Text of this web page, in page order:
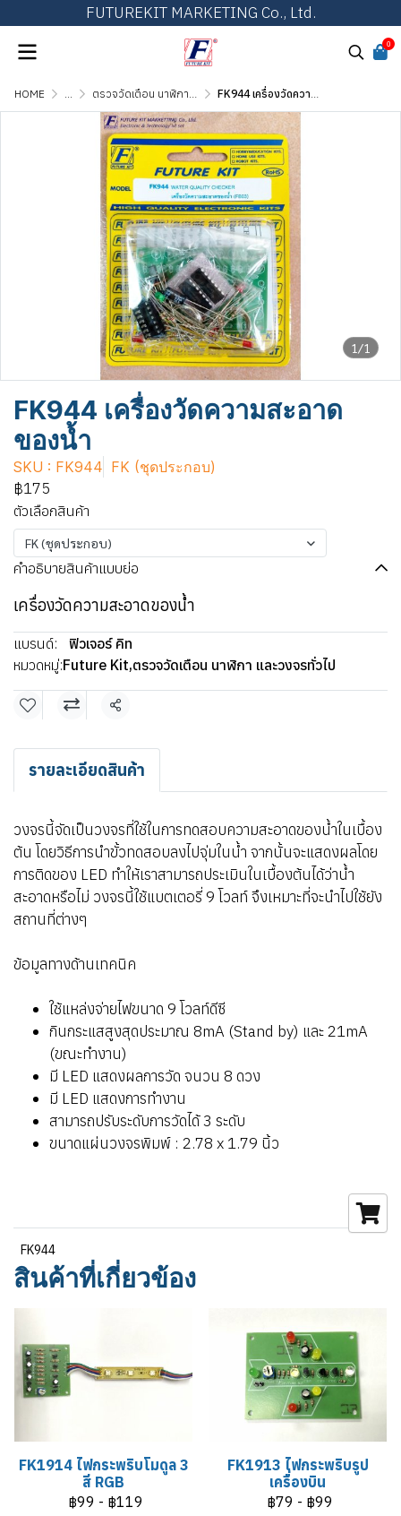
FUTUREKIT MARKETING Co., Ltd.
0
HOME ... ตรวจวัดเตือน นาฬิกา และวงจรทั่วไป FK944 เครื่องวัดความสะอาดของน้ำ
1/1
FK944 เครื่องวัดความสะอาด
ของน้ำ
SKU : FK944 FK (ชุดประกอบ)
฿175
ตัวเลือกสินค้า
FK (ชุดประกอบ)
คำอธิบายสินค้าแบบย่อ
เครื่องวัดความสะอาดของน้ำ
แบรนด์:
ฟิวเจอร์ คิท
หมวดหมู่:Future Kit,ตรวจวัดเตือน นาฬิกา และวงจรทั่วไป
แชร์
รายละเอียดสินค้า
วงจรนี้จัดเป็นวงจรที่ใช้ในการทดสอบความสะอาดของน้ำในเบื้อง
ต้น โดยวิธีการนำขั้วทดสอบลงไปจุ่มในน้ำ จากนั้นจะแสดงผลโดย
การติดของ LED ทำให้เราสามารถประเมินในเบื้องต้นได้ว่าน้ำ
สะอาดหรือไม่ วงจรนี้ใช้แบตเตอรี่ 9 โวลท์ จึงเหมาะที่จะนำไปใช้ยัง
สถานที่ต่างๆ
ข้อมูลทางด้านเทคนิค
ใช้แหล่งจ่ายไฟขนาด 9 โวลท์ดีซี
กินกระแสสูงสุดประมาณ 8mA (Stand by) และ 21mA
(ขณะทำงาน)
มี LED แสดงผลการวัด จนวน 8 ดวง
มี LED แสดงการทำงาน
สามารถปรับระดับการวัดได้ 3 ระดับ
ขนาดแผ่นวงจรพิมพ์ : 2.78 x 1.79 นิ้ว
FK944
สินค้าที่เกี่ยวข้อง
FK1914 ไฟกระพริบโมดูล 3
สี RGB
฿99 - ฿119
FK1913 ไฟกระพริบรูป
เครื่องบิน
฿79 - ฿99